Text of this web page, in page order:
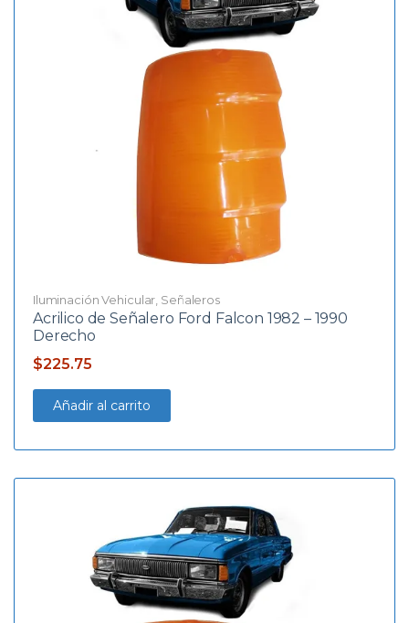
Iluminación Vehicular Señaleros
Acrilico de Señalero Ford Falcon 1982 – 1990
Derecho
$225.75
Añadir al carrito